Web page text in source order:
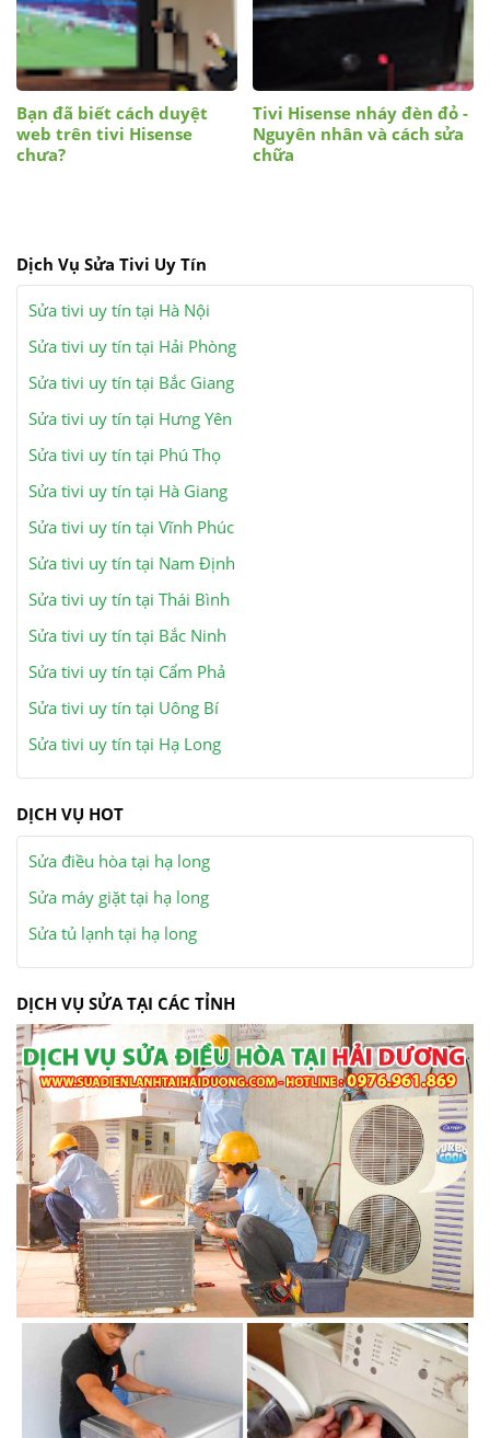
Bạn đã biết cách duyệt
web trên tivi Hisense
chưa?
Tivi Hisense nháy đèn đỏ -
Nguyên nhân và cách sửa
chữa
Dịch Vụ Sửa Tivi Uy Tín
Sửa tivi uy tín tại Hà Nội
Sửa tivi uy tín tại Hải Phòng
Sửa tivi uy tín tại Bắc Giang
Sửa tivi uy tín tại Hưng Yên
Sửa tivi uy tín tại Phú Thọ
Sửa tivi uy tín tại Hà Giang
Sửa tivi uy tín tại Vĩnh Phúc
Sửa tivi uy tín tại Nam Định
Sửa tivi uy tín tại Thái Bình
Sửa tivi uy tín tại Bắc Ninh
Sửa tivi uy tín tại Cẩm Phả
Sửa tivi uy tín tại Uông Bí
Sửa tivi uy tín tại Hạ Long
DỊCH VỤ HOT
Sửa điều hòa tại hạ long
Sửa máy giặt tại hạ long
Sửa tủ lạnh tại hạ long
DỊCH VỤ SỬA TẠI CÁC TỈNH